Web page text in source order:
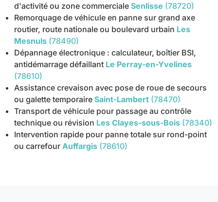
d'activité ou zone commerciale Senlisse (78720)
Remorquage de véhicule en panne sur grand axe
routier, route nationale ou boulevard urbain Les
Mesnuls (78490)
Dépannage électronique : calculateur, boîtier BSI,
antidémarrage défaillant Le Perray-en-Yvelines
(78610)
Assistance crevaison avec pose de roue de secours
ou galette temporaire Saint-Lambert (78470)
Transport de véhicule pour passage au contrôle
technique ou révision Les Clayes-sous-Bois (78340)
Intervention rapide pour panne totale sur rond-point
ou carrefour Auffargis (78610)